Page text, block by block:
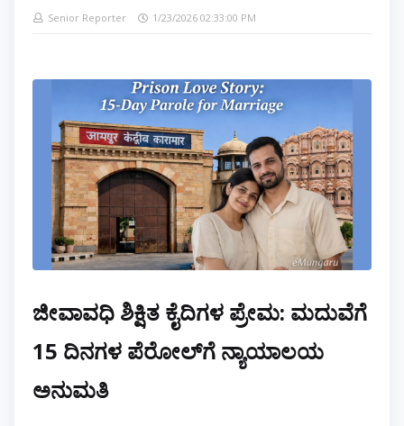
Senior Reporter 1/23/2026 02:33:00 PM
ಜೀವಾವಧಿ ಶಿಕ್ಷಿತ ಕೈದಿಗಳ ಪ್ರೇಮ: ಮದುವೆಗೆ
15 ದಿನಗಳ ಪೆರೋಲ್‌ಗೆ ನ್ಯಾಯಾಲಯ
ಅನುಮತಿ